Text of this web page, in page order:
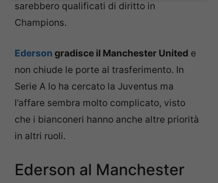
sarebbero qualificati di diritto in
Champions.
Ederson gradisce il Manchester United e
non chiude le porte al trasferimento. In
Serie A lo ha cercato la Juventus ma
l’affare sembra molto complicato, visto
che i bianconeri hanno anche altre priorità
in altri ruoli.
Ederson al Manchester